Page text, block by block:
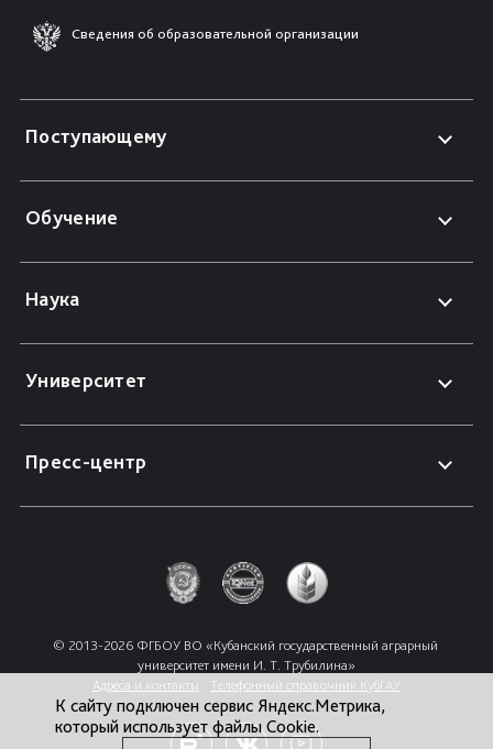
Сведения об образовательной организации
Поступающему
Обучение
Наука
Университет
Пресс-центр
© 2013-2026 ФГБОУ ВО «Кубанский государственный аграрный
университет имени И. Т. Трубилина»
Адреса и контакты
Телефонный справочник КубГАУ
К сайту подключен сервис Яндекс.Метрика,
который использует файлы Cookie.